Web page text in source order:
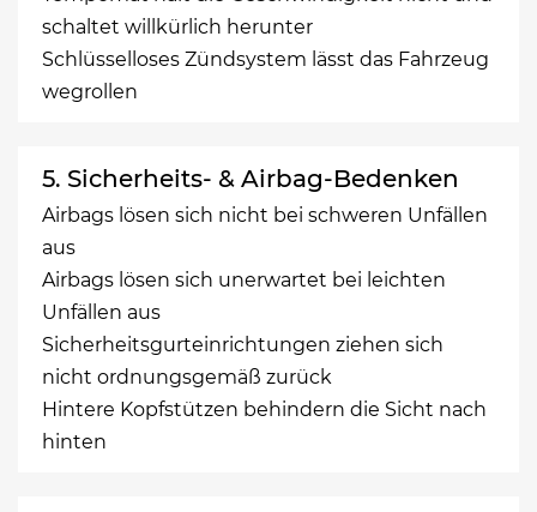
schaltet willkürlich herunter
Schlüsselloses Zündsystem lässt das Fahrzeug
wegrollen
5. Sicherheits- & Airbag-Bedenken
Airbags lösen sich nicht bei schweren Unfällen
aus
Airbags lösen sich unerwartet bei leichten
Unfällen aus
Sicherheitsgurteinrichtungen ziehen sich
nicht ordnungsgemäß zurück
Hintere Kopfstützen behindern die Sicht nach
hinten